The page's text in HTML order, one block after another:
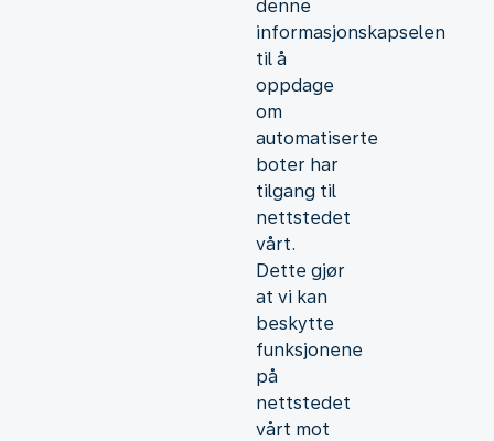
denne
informasjonskapselen
til å
oppdage
om
automatiserte
boter har
tilgang til
nettstedet
vårt.
Dette gjør
at vi kan
beskytte
funksjonene
på
nettstedet
vårt mot